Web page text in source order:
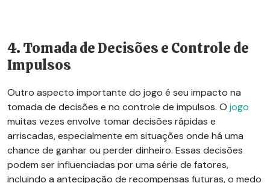
4. Tomada de Decisões e Controle de
Impulsos
Outro aspecto importante do jogo é seu impacto na
tomada de decisões e no controle de impulsos. O jogo
muitas vezes envolve tomar decisões rápidas e
arriscadas, especialmente em situações onde há uma
chance de ganhar ou perder dinheiro. Essas decisões
podem ser influenciadas por uma série de fatores,
incluindo a antecipação de recompensas futuras, o medo